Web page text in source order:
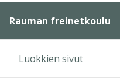
Rauman freinetkoulu
Luokkien sivut